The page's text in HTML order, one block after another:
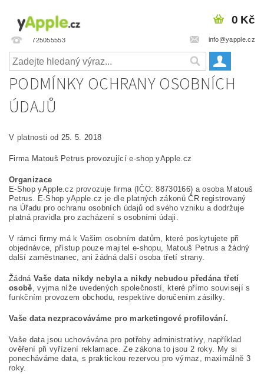
725055553 info@yapple.cz
0 Kč
PODMÍNKY OCHRANY OSOBNÍCH
ÚDAJŮ
V platnosti od 25. 5. 2018
Firma Matouš Petrus provozující e-shop yApple.cz
Organizace
E-Shop yApple.cz provozuje firma (IČO: 88730166) a osoba Matouš
Petrus. E-Shop yApple.cz je dle platných zákonů ČR registrovaný
na Úřadu pro ochranu osobních údajů od svého vzniku a dodržuje
platná pravidla pro zacházení s osobními údaji.
V rámci firmy má k Vašim osobním datům, které poskytujete při
objednávce, přístup pouze majitel e-shopu, Matouš Petrus a žádný
další zaměstnanec, ani žádná další osoba třetí strany.
Žádná Vaše data nikdy nebyla a nikdy nebudou předána třetí
osobě, vyjma níže uvedených společností, které přímo souvisejí s
funkčním provozem obchodu, respektive doručením zásilky.
Vaše data nezpracováváme pro marketingové profilování.
Vaše data jsou uchovávána pro potřeby administrativy, například
ověření při vyřízení reklamace. Ze zákona to jsou 2 roky. My si
ponecháváme data, s praktickou rezervou pro výmaz, maximálně 3
roky.